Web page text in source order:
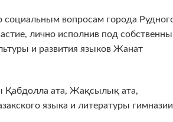
социальным вопросам города
лично исполнив под
и развития языков Жанат
Қабдолла ата, Жақсылық ата,
языка и литературы гимназии